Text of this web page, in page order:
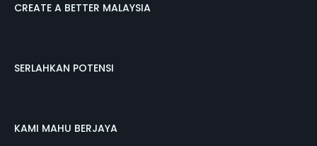
CREATE A BETTER MALAYSIA
SERLAHKAN POTENSI
KAMI MAHU BERJAYA